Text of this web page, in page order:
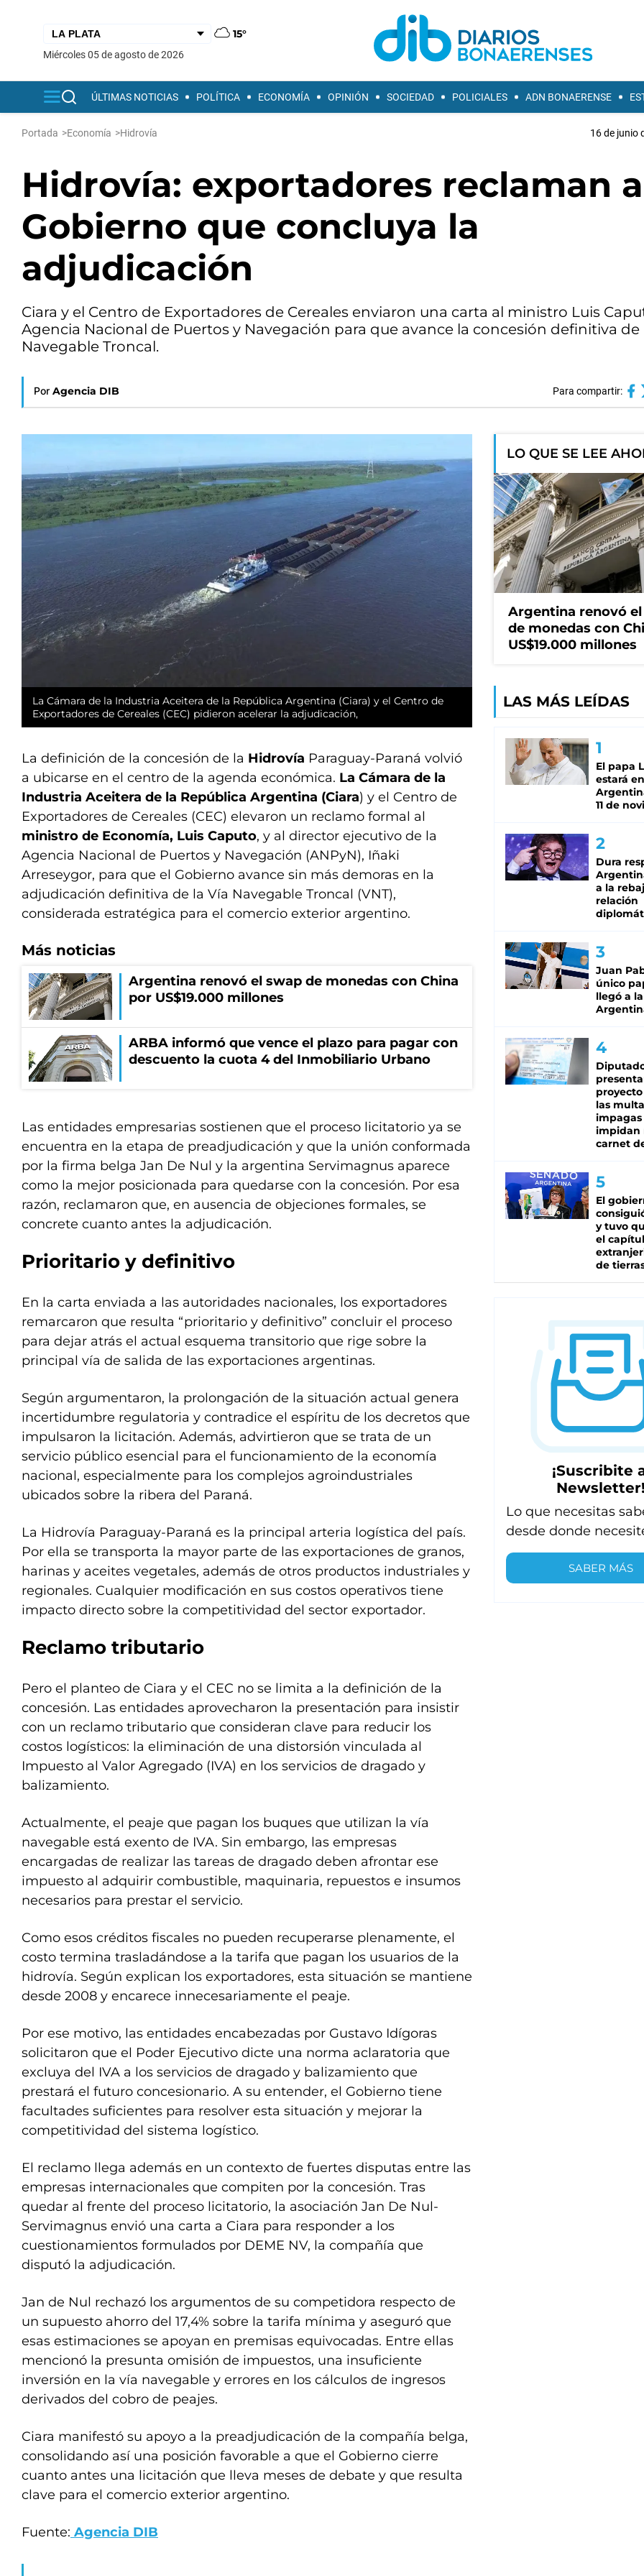
15°
miércoles 05 de agosto de 2026
ÚLTIMAS NOTICIAS POLÍTICA ECONOMÍA OPINIÓN SOCIEDAD POLICIALES ADN BONAERENSE
Portada >Economía >Hidrovía 16 de junio
Hidrovía: exportadores reclaman
Gobierno que concluya la
adjudicación
Ciara y el Centro de Exportadores de Cereales enviaron una carta al ministro Luis
Agencia Nacional de Puertos y Navegación para que avance la concesión definitiva de
Navegable Troncal.
Por Agencia DIB Para compartir:
La Cámara de la Industria Aceitera de la República Argentina (Ciara) y el Centro de
Exportadores de Cereales (CEC) pidieron acelerar la adjudicación,
La definición de la concesión de la Hidrovía Paraguay-Paraná volvió
a ubicarse en el centro de la agenda económica. La Cámara de la
Industria Aceitera de la República Argentina (Ciara) y el Centro de
Exportadores de Cereales (CEC) elevaron un reclamo formal al
ministro de Economía, Luis Caputo, y al director ejecutivo de la
Agencia Nacional de Puertos y Navegación (ANPyN), Iñaki
Arreseygor, para que el Gobierno avance sin más demoras en la
adjudicación definitiva de la Vía Navegable Troncal (VNT),
considerada estratégica para el comercio exterior argentino.
Más noticias
Argentina renovó el swap de monedas con China
por US$19.000 millones
ARBA informó que vence el plazo para pagar con
descuento la cuota 4 del Inmobiliario Urbano
Las entidades empresarias sostienen que el proceso licitatorio ya se
encuentra en la etapa de preadjudicación y que la unión conformada
por la firma belga Jan De Nul y la argentina Servimagnus aparece
como la mejor posicionada para quedarse con la concesión. Por esa
razón, reclamaron que, en ausencia de objeciones formales, se
concrete cuanto antes la adjudicación.
Prioritario y definitivo
En la carta enviada a las autoridades nacionales, los exportadores
remarcaron que resulta “prioritario y definitivo” concluir el proceso
para dejar atrás el actual esquema transitorio que rige sobre la
principal vía de salida de las exportaciones argentinas.
Según argumentaron, la prolongación de la situación actual genera
incertidumbre regulatoria y contradice el espíritu de los decretos que
impulsaron la licitación. Además, advirtieron que se trata de un
servicio público esencial para el funcionamiento de la economía
nacional, especialmente para los complejos agroindustriales
ubicados sobre la ribera del Paraná.
La Hidrovía Paraguay-Paraná es la principal arteria logística del país.
Por ella se transporta la mayor parte de las exportaciones de granos,
harinas y aceites vegetales, además de otros productos industriales y
regionales. Cualquier modificación en sus costos operativos tiene
impacto directo sobre la competitividad del sector exportador.
Reclamo tributario
Pero el planteo de Ciara y el CEC no se limita a la definición de la
concesión. Las entidades aprovecharon la presentación para insistir
con un reclamo tributario que consideran clave para reducir los
costos logísticos: la eliminación de una distorsión vinculada al
Impuesto al Valor Agregado (IVA) en los servicios de dragado y
balizamiento.
Actualmente, el peaje que pagan los buques que utilizan la vía
navegable está exento de IVA. Sin embargo, las empresas
encargadas de realizar las tareas de dragado deben afrontar ese
impuesto al adquirir combustible, maquinaria, repuestos e insumos
necesarios para prestar el servicio.
Como esos créditos fiscales no pueden recuperarse plenamente, el
costo termina trasladándose a la tarifa que pagan los usuarios de la
hidrovía. Según explican los exportadores, esta situación se mantiene
desde 2008 y encarece innecesariamente el peaje.
Por ese motivo, las entidades encabezadas por Gustavo Idígoras
solicitaron que el Poder Ejecutivo dicte una norma aclaratoria que
excluya del IVA a los servicios de dragado y balizamiento que
prestará el futuro concesionario. A su entender, el Gobierno tiene
facultades suficientes para resolver esta situación y mejorar la
competitividad del sistema logístico.
El reclamo llega además en un contexto de fuertes disputas entre las
empresas internacionales que compiten por la concesión. Tras
quedar al frente del proceso licitatorio, la asociación Jan De Nul-
Servimagnus envió una carta a Ciara para responder a los
cuestionamientos formulados por DEME NV, la compañía que
disputó la adjudicación.
Jan de Nul rechazó los argumentos de su competidora respecto de
un supuesto ahorro del 17,4% sobre la tarifa mínima y aseguró que
esas estimaciones se apoyan en premisas equivocadas. Entre ellas
mencionó la presunta omisión de impuestos, una insuficiente
inversión en la vía navegable y errores en los cálculos de ingresos
derivados del cobro de peajes.
Ciara manifestó su apoyo a la preadjudicación de la compañía belga,
consolidando así una posición favorable a que el Gobierno cierre
cuanto antes una licitación que lleva meses de debate y que resulta
clave para el comercio exterior argentino.
Fuente: Agencia DIB
LO QUE SE LEE
Argentina renovó
de monedas con
US$19.000 millones
LAS MÁS LEÍDAS
El papa
estará
11 de
Dura
a la
relación
Juan
único
llegó a la
las
impagas
impidan
carnet
El
y tuvo
el
de
¡Suscribite
Newsletter!
Lo que necesitas
desde donde
SABER MÁS